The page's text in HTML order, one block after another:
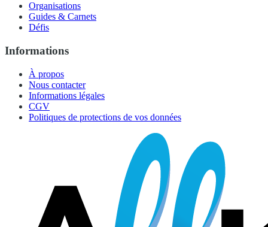
Organisations
Guides & Carnets
Défis
Informations
À propos
Nous contacter
Informations légales
CGV
Politiques de protections de vos données